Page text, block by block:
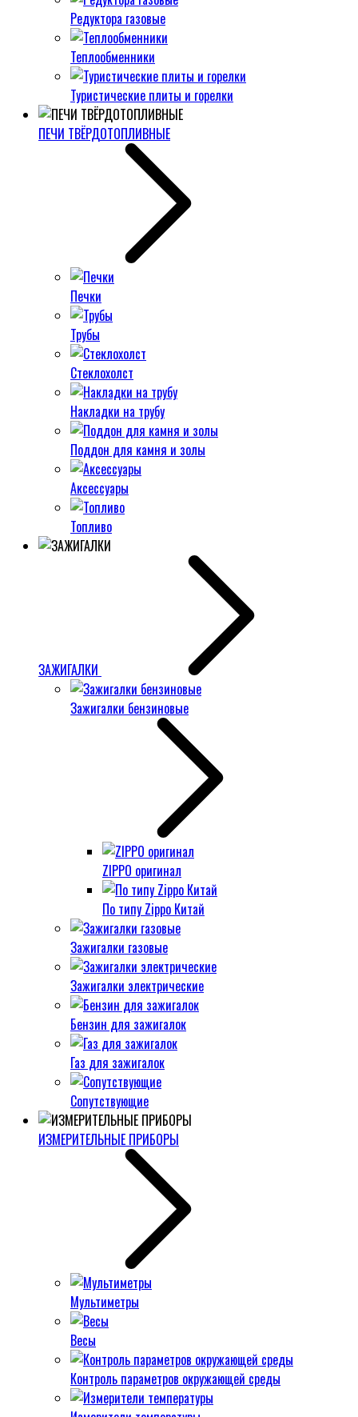
Редуктора газовые
Теплообменники
Туристические плиты и горелки
ПЕЧИ ТВЁРДОТОПЛИВНЫЕ
Печки
Трубы
Стеклохолст
Накладки на трубу
Поддон для камня и золы
Аксессуары
Топливо
ЗАЖИГАЛКИ
Зажигалки бензиновые
ZIPPO оригинал
По типу Zippo Китай
Зажигалки газовые
Зажигалки электрические
Бензин для зажигалок
Газ для зажигалок
Сопутствующие
ИЗМЕРИТЕЛЬНЫЕ ПРИБОРЫ
Мультиметры
Весы
Контроль параметров окружающей среды